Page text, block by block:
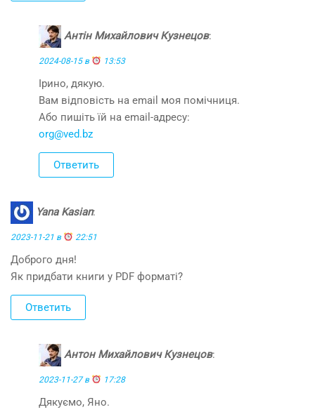
Антін Михайлович Кузнецов:
2024-08-15 в 13:53
Ірино, дякую.
Вам відповість на email моя помічниця.
Або пишіть їй на email-адресу:
org@ved.bz
Ответить
Yana Kasian:
2023-11-21 в 22:51
Доброго дня!
Як придбати книги у PDF форматі?
Ответить
Антон Михайлович Кузнецов:
2023-11-27 в 17:28
Дякуємо, Яно.